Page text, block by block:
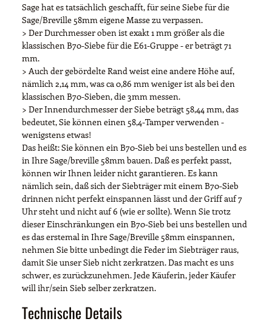
Sage hat es tatsächlich geschafft, für seine Siebe für die
Sage/Breville 58mm eigene Masse zu verpassen.
> Der Durchmesser oben ist exakt 1 mm größer als die
klassischen B70-Siebe für die E61-Gruppe - er beträgt 71
mm.
> Auch der gebördelte Rand weist eine andere Höhe auf,
nämlich 2,14 mm, was ca 0,86 mm weniger ist als bei den
klassischen B70-Sieben, die 3mm messen.
> Der Innendurchmesser der Siebe beträgt 58,44 mm, das
bedeutet, Sie können einen 58,4-Tamper verwenden -
wenigstens etwas!
Das heißt: Sie können ein B70-Sieb bei uns bestellen und es
in Ihre Sage/breville 58mm bauen. Daß es perfekt passt,
können wir Ihnen leider nicht garantieren. Es kann
nämlich sein, daß sich der Siebträger mit einem B70-Sieb
drinnen nicht perfekt einspannen lässt und der Griff auf 7
Uhr steht und nicht auf 6 (wie er sollte). Wenn Sie trotz
dieser Einschränkungen ein B70-Sieb bei uns bestellen und
es das erstemal in Ihre Sage/Breville 58mm einspannen,
nehmen Sie bitte unbedingt die Feder im Siebträger raus,
damit Sie unser Sieb nicht zerkratzen. Das macht es uns
schwer, es zurückzunehmen. Jede Käuferin, jeder Käufer
will ihr/sein Sieb selber zerkratzen.
Technische Details